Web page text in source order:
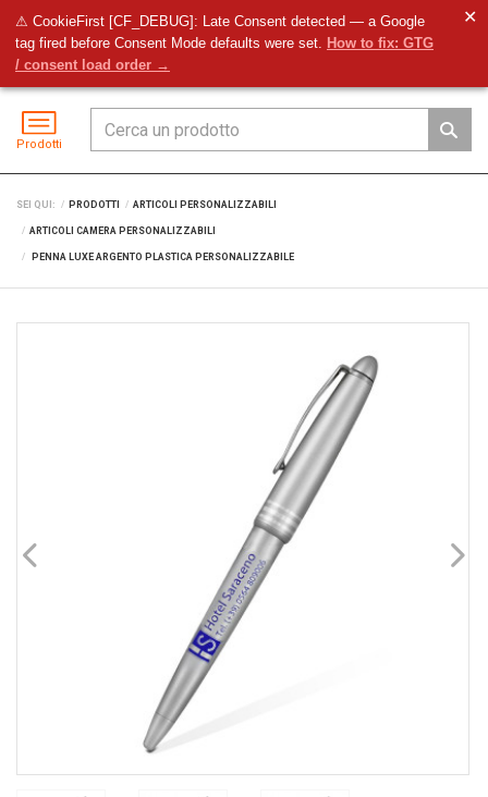
⚠ CookieFirst [CF_DEBUG]: Late Consent detected — a Google
tag fired before Consent Mode defaults were set. How to fix: GTG
/ consent load order →
✕
Prodotti
SEI QUI: PRODOTTI ARTICOLI PERSONALIZZABILI
ARTICOLI CAMERA PERSONALIZZABILI
PENNA LUXE ARGENTO PLASTICA PERSONALIZZABILE